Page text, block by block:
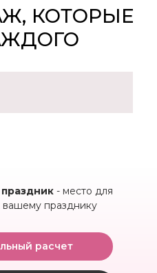
КОТОРЫЕ
- место для
вашему празднику
расчет